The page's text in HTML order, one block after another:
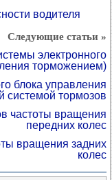
водителя
Следующие статьи »
электронного
торможением)
блока управления
системой тормозов
частоты вращения
передних колес
вращения задних
колес